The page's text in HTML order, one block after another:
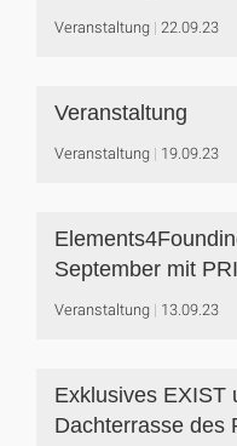
Veranstaltung 22.09.23
Veranstaltung
Veranstaltung 19.09.23
September mit
Veranstaltung 13.09.23
Exklusives EXIST
Dachterrasse des